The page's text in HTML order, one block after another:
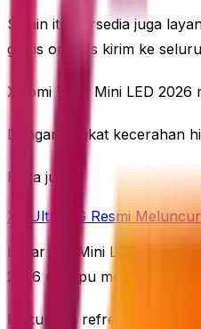
Selain itu, tersedia juga
gratis ongkos kirim ke
Xiaomi TV S Mini LED
Dengan tingkat kecerahan
Baca juga
XL Ultra 5G Resmi
Layar QD-Mini LED
2026 mampu
Dukungan refresh rate